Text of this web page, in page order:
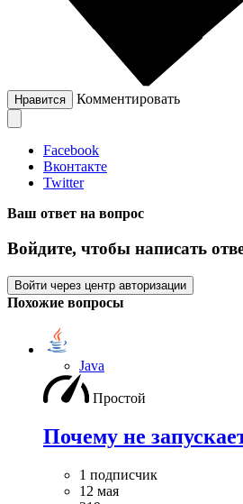
Нравится Комментировать
Facebook
Вконтакте
Twitter
Ваш ответ на вопрос
Войдите, чтобы написать
Войти через центр авторизации
Похожие вопросы
Java
Простой
Почему не
1 подписчик
12 мая